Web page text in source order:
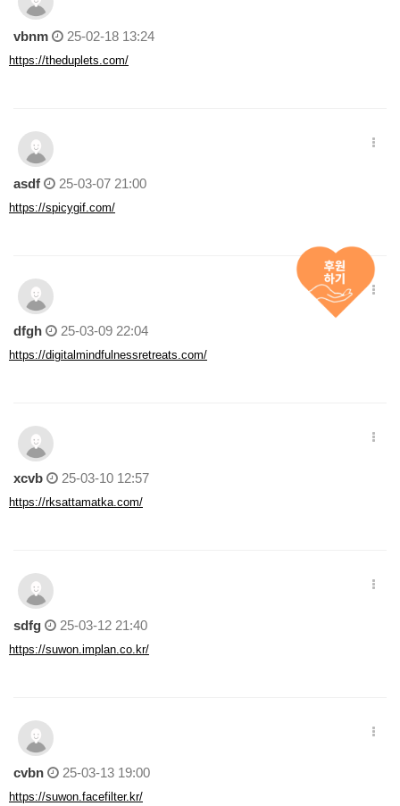
vbnm 25-02-18 13:24
https://theduplets.com/
asdf 25-03-07 21:00
https://spicygif.com/
dfgh 25-03-09 22:04
https://digitalmindfulnessretreats.com/
xcvb 25-03-10 12:57
https://rksattamatka.com/
sdfg 25-03-12 21:40
https://suwon.implan.co.kr/
cvbn 25-03-13 19:00
https://suwon.facefilter.kr/